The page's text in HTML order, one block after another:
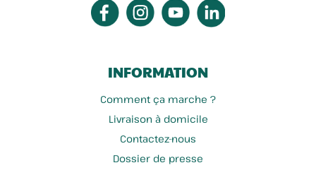
INFORMATION
Comment ça marche ?
Livraison à domicile
Contactez-nous
Dossier de presse